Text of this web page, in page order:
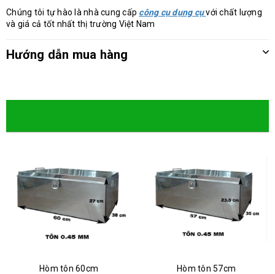
Chúng tôi tự hào là nhà cung cấp công cụ dụng cụvới chất lượng
và giá cả tốt nhất thị trường Việt Nam
Hướng dẫn mua hàng
Hòm tôn 60cm Hòm tôn 57cm